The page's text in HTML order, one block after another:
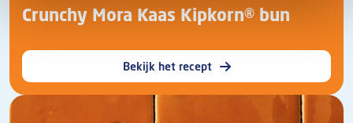
Crunchy Mora Kaas Kipkorn® bun
Bekijk het recept